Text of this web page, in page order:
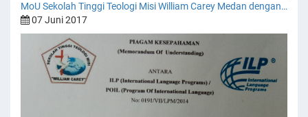
MoU Sekolah Tinggi Teologi Misi William Carey Medan dengan Sekolah Tinggi Teologi Ekumene Jakarta
07 Juni 2017